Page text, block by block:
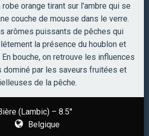
orange tirant sur l'ambre qui se
couche de mousse dans le verre.
arômes puissants de pêches qui
la présence du houblon et
bouche, on retrouve les influences
dominé par les saveurs fruitées et
de la pêche.
(Lambic) – 8.5°
Belgique